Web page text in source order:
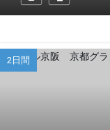
2日間